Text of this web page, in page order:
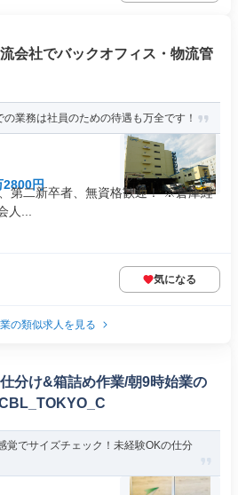
会社でバックオフィス・物流管
業務は社員のための待遇も万全です！
2800円
第⼆新卒者、無資格歓迎！ ※倉庫経
⼈...
気になる
の類似求人を見る
分け&箱詰め作業/朝9時始業の
覚でサイズチェック！未経験OKの仕分